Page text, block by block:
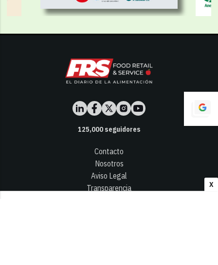
X
125,000seguidores
Contacto
Nosotros
Aviso Legal
Transparencia